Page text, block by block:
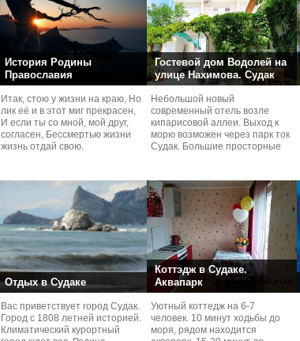
История Родины
Православия
Итак, стою у жизни на краю, Но
лик её и в этот миг прекрасен,
И если ты со мной, мой друг,
согласен, Бессмертью жизни
жизнь отдай свою.
Гостевой дом Водолей на
улице Нахимова. Судак
Небольшой новый
современный отель возле
кипарисовой аллеи. Выход к
морю возможен через парк ток
Судaк. Большие просторные
Отдых в Судаке
Вас приветствует город Судак.
Город с 1808 летней историей.
Климатический курортный
Коттэдж в Судаке.
Аквапарк
Уютный коттедж на 6-7
человек. 10 минут ходьбы до
моря, рядом находится